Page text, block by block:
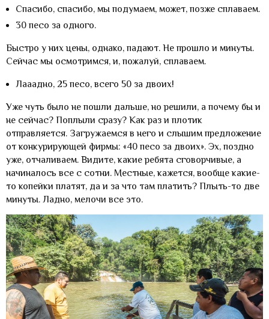
Спасибо, спасибо, мы подумаем, может, позже сплаваем.
30 песо за одного.
Быстро у них цены, однако, падают. Не прошло и минуты.
Сейчас мы осмотримся, и, пожалуй, сплаваем.
Лааадно, 25 песо, всего 50 за двоих!
Уже чуть было не пошли дальше, но решили, а почему бы и
не сейчас? Поплыли сразу? Как раз и плотик
отправляется. Загружаемся в него и слышим предложение
от конкурирующей фирмы: «40 песо за двоих». Эх, поздно
уже, отчаливаем. Видите, какие ребята сговорчивые, а
начиналось все с сотни. Местные, кажется, вообще какие-
то копейки платят, да и за что там платить? Плыть-то две
минуты. Ладно, мелочи все это.